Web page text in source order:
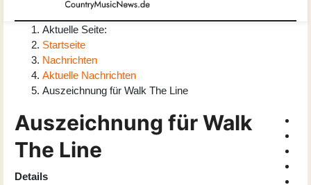
Aktuelle Seite:
Startseite
Nachrichten
Aktuelle Nachrichten
Auszeichnung für Walk The Line
Auszeichnung für Walk
The Line
Details